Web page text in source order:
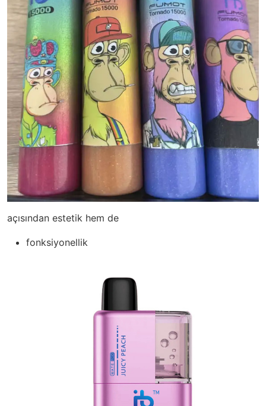
açısından estetik hem de
fonksiyonellik